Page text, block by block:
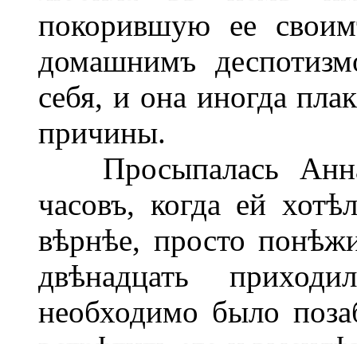
покорившую ее
домашнимъ
себя, и она иногда
причины.
Просыпалась Анна
часовъ, когда ей
вѣрнѣе, просто
двѣнадцать
необходимо было